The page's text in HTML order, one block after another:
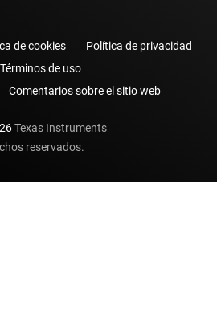
de cookies
Política de privacidad
Términos de uso
Comentarios sobre el sitio web
Texas Instruments
reservados.